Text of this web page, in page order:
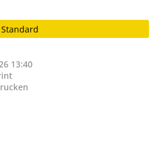
Standard
13:40